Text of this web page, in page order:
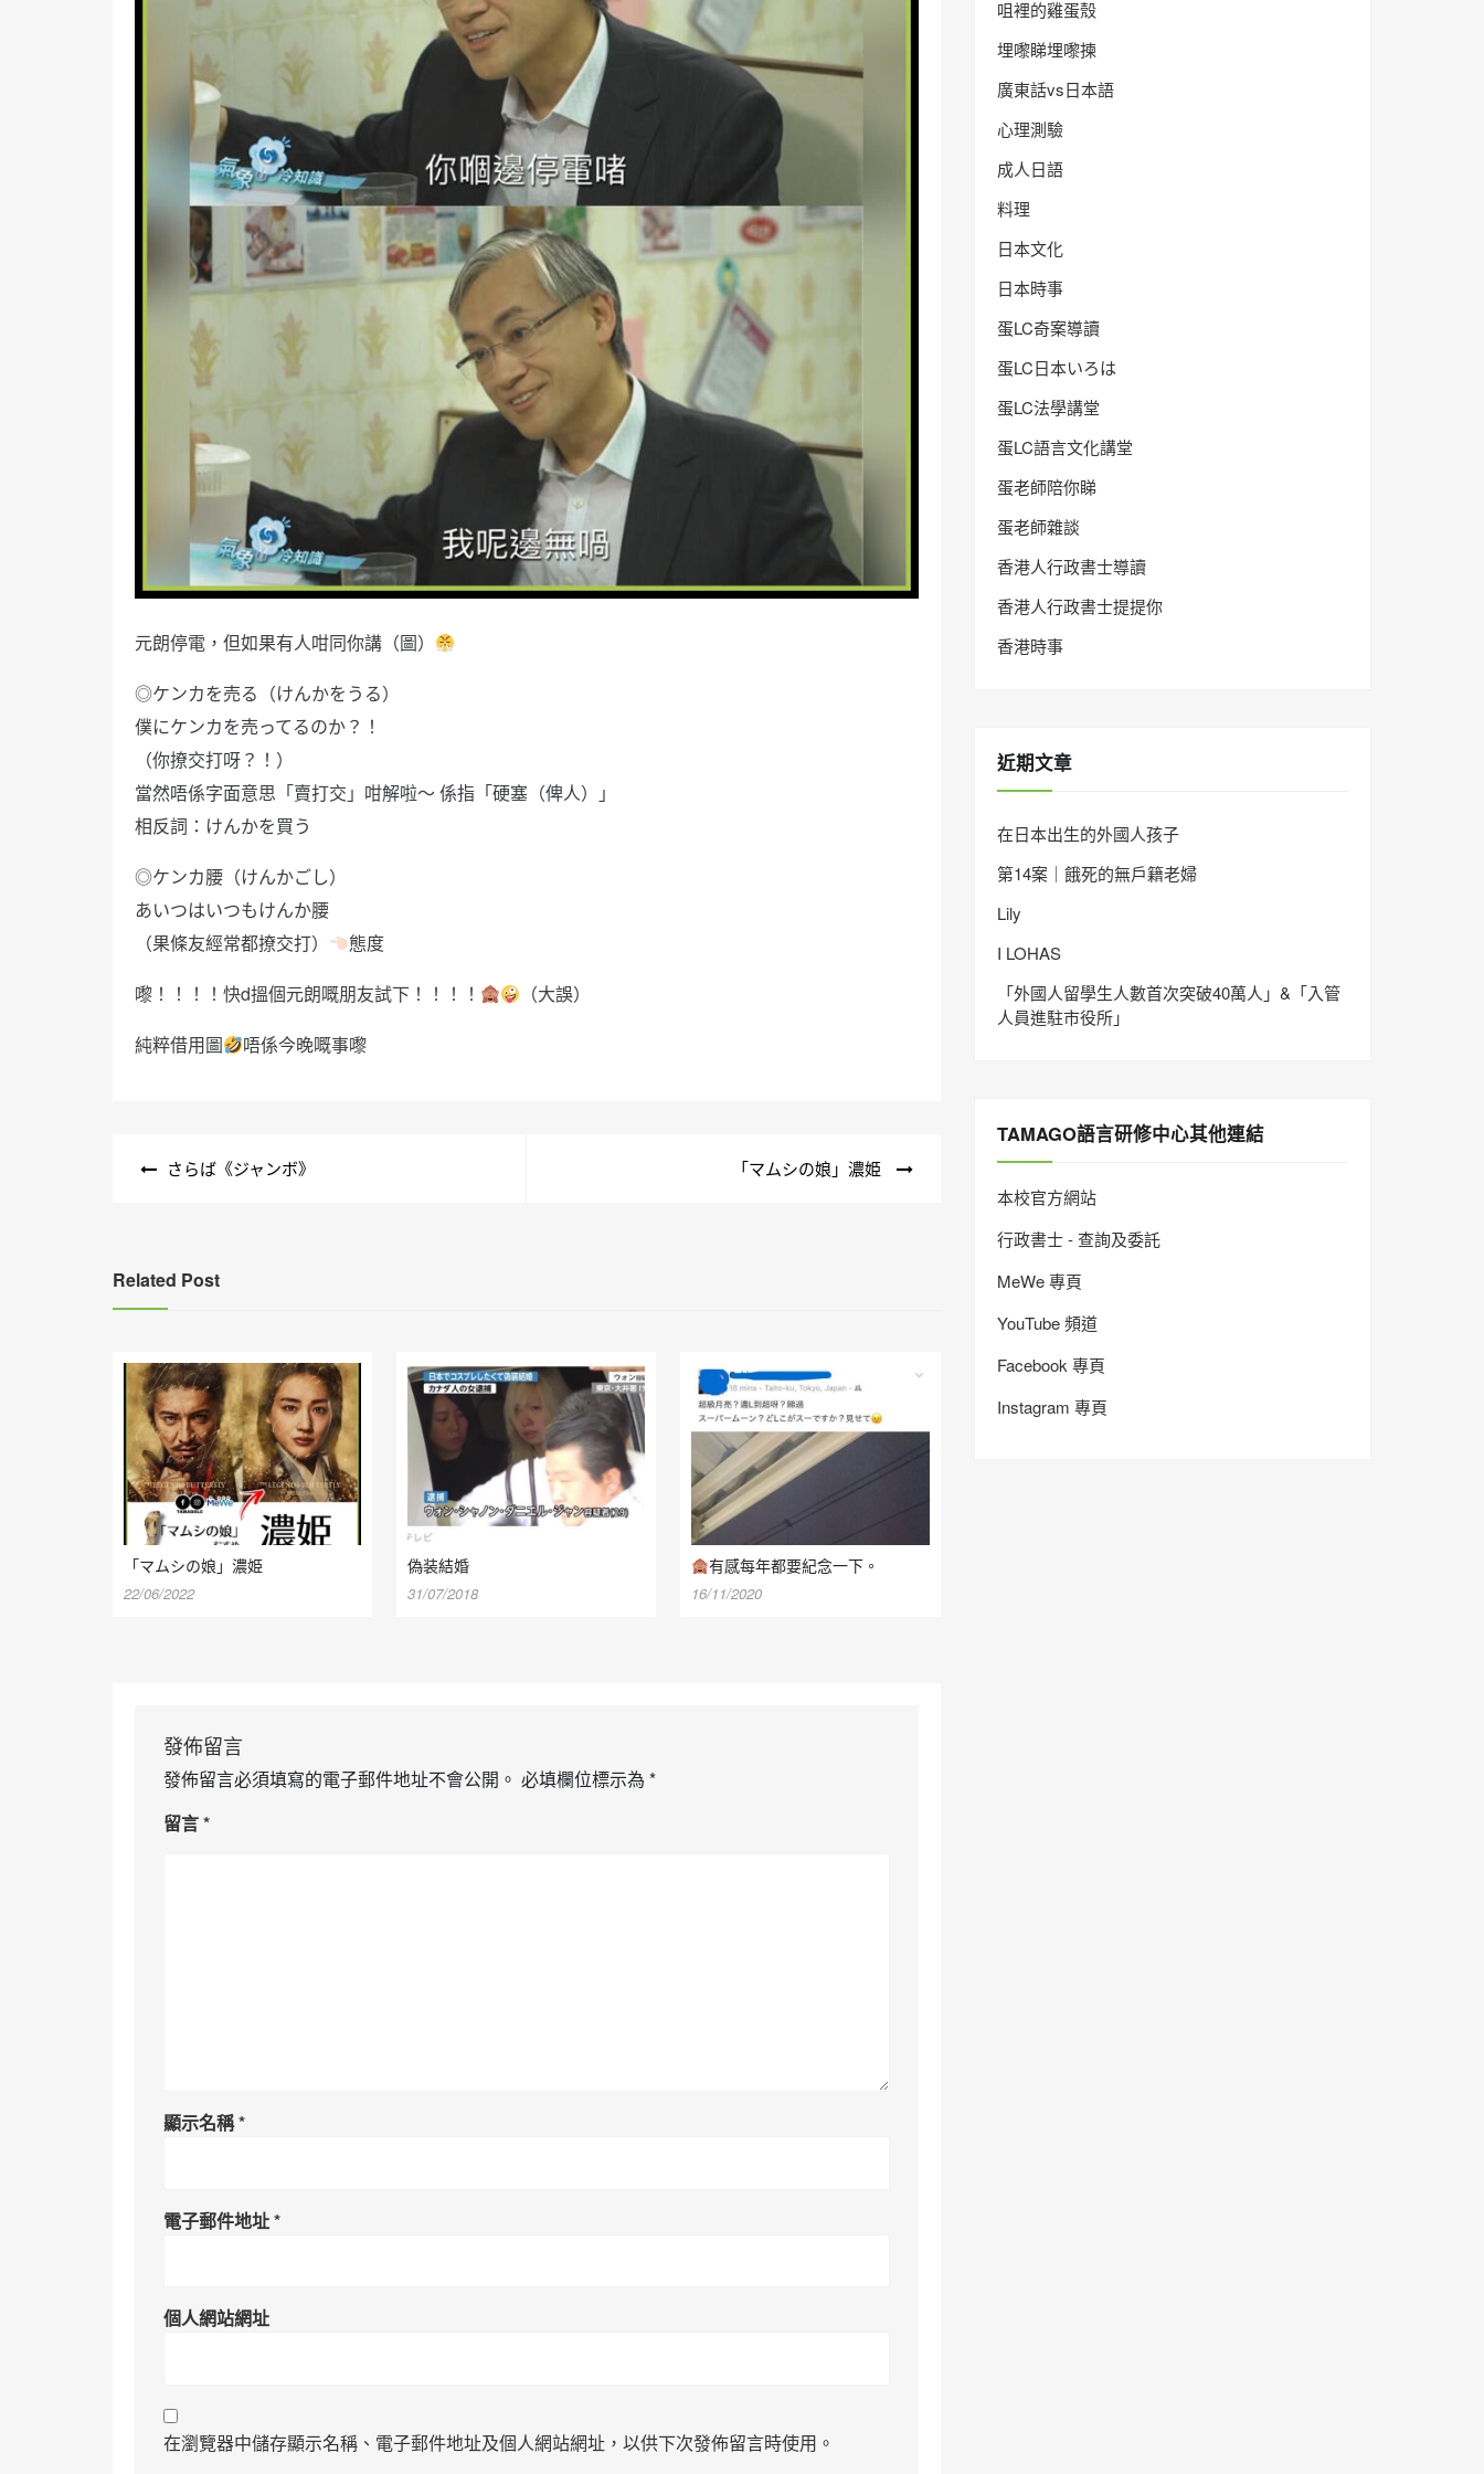
元朗停電，但如果有人咁同你講（圖）
◎ケンカを売る（けんかをうる）
僕にケンカを売ってるのか？！
（你撩交打呀？！）
當然唔係字面意思「賣打交」咁解啦～ 係指「硬塞（俾人）」
相反詞：けんかを買う
◎ケンカ腰（けんかごし）
あいつはいつもけんか腰
（果條友經常都撩交打）
態度
嚟！！！！快d搵個元朗嘅朋友試下！！！！
（大誤）
純粹借用圖
唔係今晚嘅事嚟
さらば《ジャンボ》 「マムシの娘」濃姫
Related Post
「マムシの娘」濃姫
22/06/2022
偽装結婚
31/07/2018
有感每年都要紀念一下。
16/11/2020
發佈留言
發佈留言必須填寫的電子郵件地址不會公開。 必填欄位標示為 *
留言*
顯示名稱*
電子郵件地址*
個人網站網址
在瀏覽器中儲存顯示名稱、電子郵件地址及個人網站網址，以供下次發佈留言時使用。
咀裡的雞蛋殼
埋嚟睇埋嚟揀
廣東話vs日本語
心理測驗
成人日語
料理
日本文化
日本時事
蛋LC奇案導讀
蛋LC日本いろは
蛋LC法學講堂
蛋LC語言文化講堂
蛋老師陪你睇
蛋老師雜談
香港人行政書士導讀
香港人行政書士提提你
香港時事
近期文章
在日本出生的外國人孩子
第14案｜餓死的無戶籍老婦
Lily
I LOHAS
「外國人留學生人數首次突破40萬人」&「入管
人員進駐市役所」
TAMAGO語言研修中心其他連結
本校官方網站
行政書士 - 查詢及委託
MeWe 專頁
YouTube 頻道
Facebook 專頁
Instagram 專頁